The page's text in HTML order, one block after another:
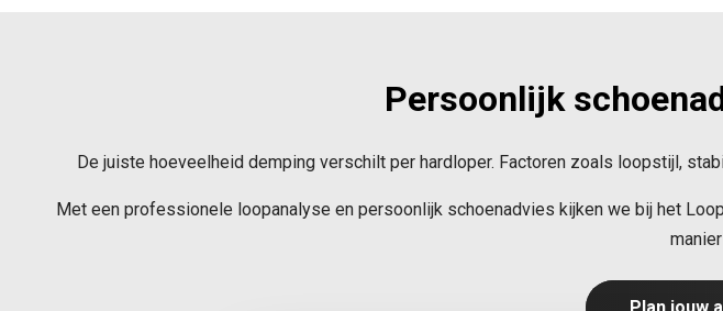
Persoonlijk
De juiste hoeveelheid demping verschilt per hardloper. Factoren zoals loopstijl,
Met een professionele loopanalyse en persoonlijk schoenadvies kijken we bij het